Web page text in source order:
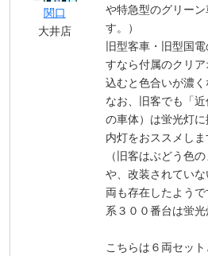
関口
大井店
や特急型のグリー
す。）
旧型客車・旧型国
すなら付属のクリ
込むと色合いが濃く
なお、旧客でも「
の車体）は蛍光灯
内灯をおススメしま
（旧客はぶどう色
や、改装されてい
両も存在したよう
系３００番台は蛍光
こちらは６両セット